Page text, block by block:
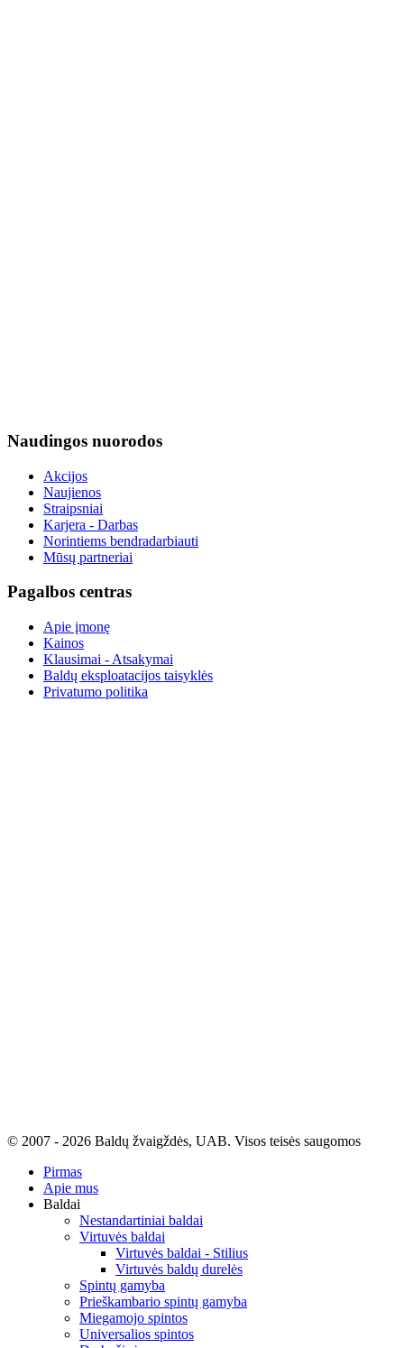
Naudingos nuorodos
Akcijos
Naujienos
Straipsniai
Karjera - Darbas
Norintiems bendradarbiauti
Mūsų partneriai
Pagalbos centras
Apie įmonę
Kainos
Klausimai - Atsakymai
Baldų eksploatacijos taisyklės
Privatumo politika
© 2007 - 2026 Baldų žvaigždės, UAB. Visos teisės saugomos
Pirmas
Apie mus
Baldai
Nestandartiniai baldai
Virtuvės baldai
Virtuvės baldai - Stilius
Virtuvės baldų durelės
Spintų gamyba
Prieškambario spintų gamyba
Miegamojo spintos
Universalios spintos